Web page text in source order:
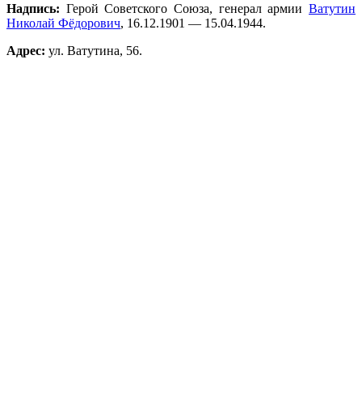
Надпись: Герой Советского Союза, генерал армии Ватутин
Николай Фёдорович, 16.12.1901 — 15.04.1944.
Адрес: ул. Ватутина, 56.